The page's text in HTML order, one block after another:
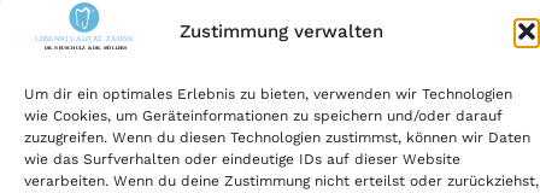
Zustimmung verwalten
Um dir ein optimales Erlebnis zu bieten, verwenden wir Technologien
wie Cookies, um Geräteinformationen zu speichern und/oder darauf
zuzugreifen. Wenn du diesen Technologien zustimmst, können wir Daten
wie das Surfverhalten oder eindeutige IDs auf dieser Website
verarbeiten. Wenn du deine Zustimmung nicht erteilst oder zurückziehst,
Folgen Sie uns auf